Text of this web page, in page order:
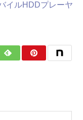
イルHDDプレーヤ